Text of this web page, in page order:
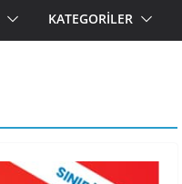
KATEGORILER